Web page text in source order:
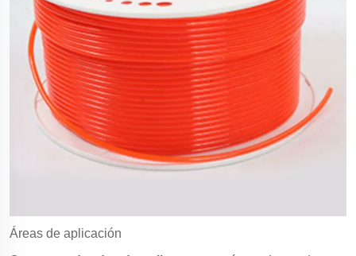
Áreas de aplicación